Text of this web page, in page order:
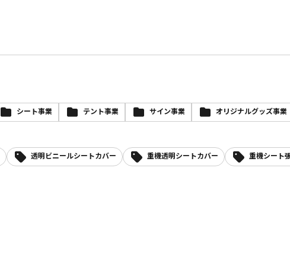
シート事業 テント事業 サイン事業 オリジナルグッズ事業
透明ビニールシートカバー 重機透明シートカバー 重機シート